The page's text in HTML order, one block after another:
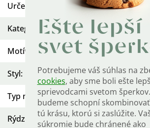
Ešte lepší
svet
Potrebujeme váš súhlas na
cookies, aby sme boli ešte
sprievodcami svetom
budeme schopní
tú krásu, ktorú si zaslúžite.
súkromie bude chránené ako
Určenie
Kategória :
Motív
Styl:
Typ náramku:
Rýdzosť :